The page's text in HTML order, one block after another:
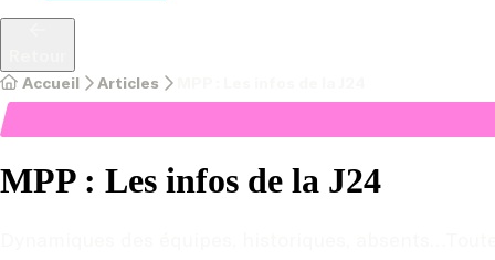
Accueil Articles
MPP : Les infos de la J24